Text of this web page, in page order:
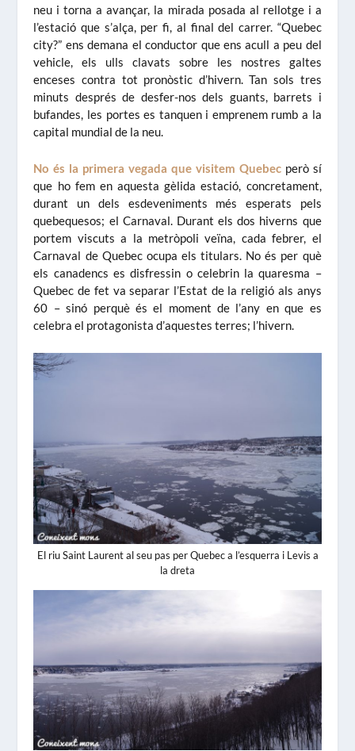
neu i torna a avançar, la mirada posada al rellotge i a
l’estació que s’alça, per fi, al final del carrer. “Quebec
city?” ens demana el conductor que ens acull a peu del
vehicle, els ulls clavats sobre les nostres galtes
enceses contra tot pronòstic d’hivern. Tan sols tres
minuts després de desfer-nos dels guants, barrets i
bufandes, les portes es tanquen i emprenem rumb a la
capital mundial de la neu.
No és la primera vegada que visitem Quebecperò sí
que ho fem en aquesta gèlida estació, concretament,
durant un dels esdeveniments més esperats pels
quebequesos; el Carnaval. Durant els dos hiverns que
portem viscuts a la metròpoli veïna, cada febrer, el
Carnaval de Quebec ocupa els titulars. No és per què
els canadencs es disfressin o celebrin la quaresma –
Quebec de fet va separar l’Estat de la religió als anys
60 – sinó perquè és el moment de l’any en que es
celebra el protagonista d’aquestes terres; l’hivern.
El riu Saint Laurent al seu pas per Quebec a l’esquerra i Levis a
la dreta